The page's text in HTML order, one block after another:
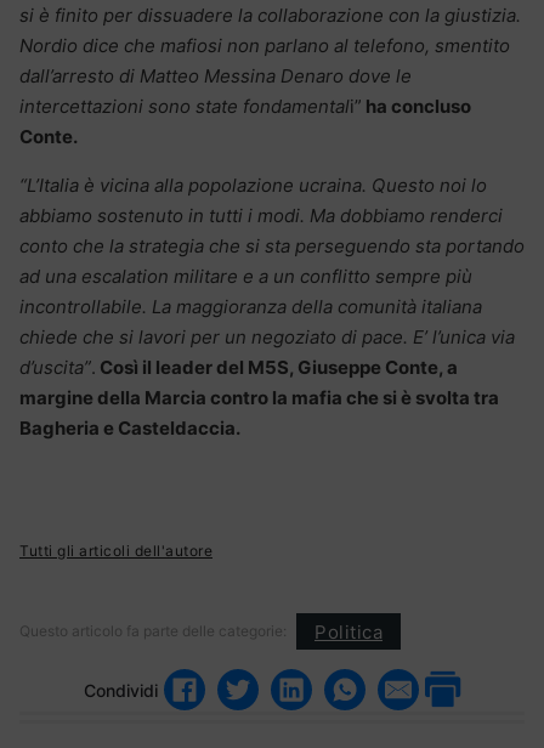
si è finito per dissuadere la collaborazione con la giustizia.
Nordio dice che mafiosi non parlano al telefono, smentito
dall’arresto di Matteo Messina Denaro dove le
intercettazioni sono state fondamentali” ha concluso
Conte.
“L’Italia è vicina alla popolazione ucraina. Questo noi lo
abbiamo sostenuto in tutti i modi. Ma dobbiamo renderci
conto che la strategia che si sta perseguendo sta portando
ad una escalation militare e a un conflitto sempre più
incontrollabile. La maggioranza della comunità italiana
chiede che si lavori per un negoziato di pace. E’ l’unica via
d’uscita”. Così il leader del M5S, Giuseppe Conte, a
margine della Marcia contro la mafia che si è svolta tra
Bagheria e Casteldaccia.
Tutti gli articoli dell'autore
Questo articolo fa parte delle categorie: Politica
Condividi